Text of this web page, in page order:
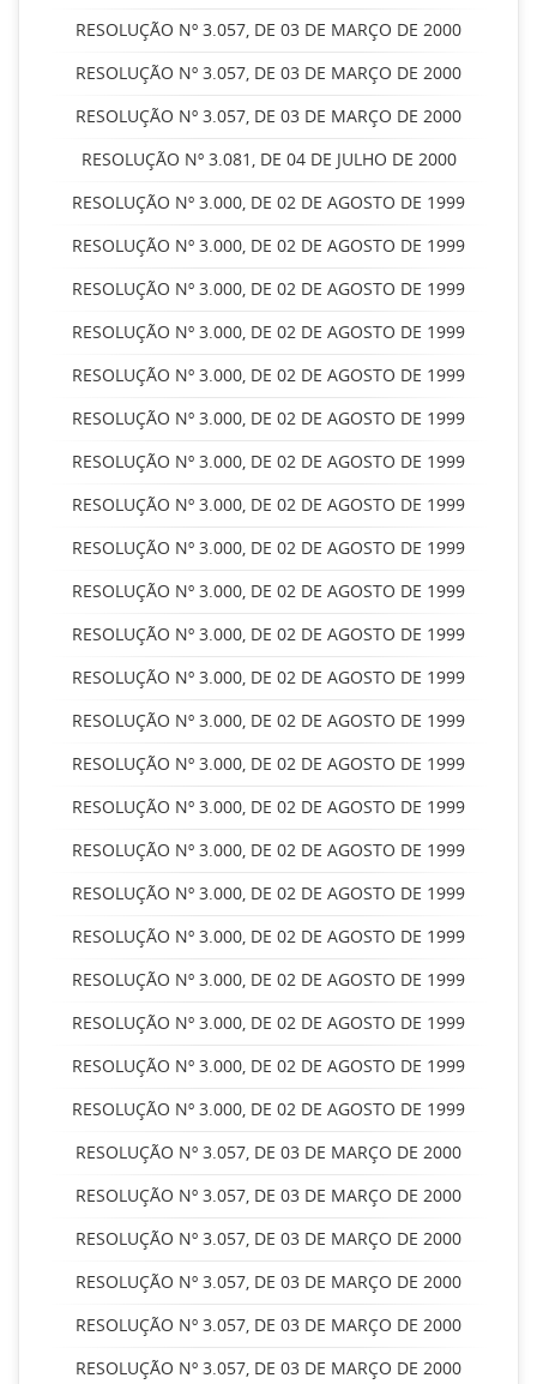
RESOLUÇÃO Nº 3.057, DE 03 DE MARÇO DE 2000
RESOLUÇÃO Nº 3.057, DE 03 DE MARÇO DE 2000
RESOLUÇÃO Nº 3.057, DE 03 DE MARÇO DE 2000
RESOLUÇÃO Nº 3.081, DE 04 DE JULHO DE 2000
RESOLUÇÃO Nº 3.000, DE 02 DE AGOSTO DE 1999
RESOLUÇÃO Nº 3.000, DE 02 DE AGOSTO DE 1999
RESOLUÇÃO Nº 3.000, DE 02 DE AGOSTO DE 1999
RESOLUÇÃO Nº 3.000, DE 02 DE AGOSTO DE 1999
RESOLUÇÃO Nº 3.000, DE 02 DE AGOSTO DE 1999
RESOLUÇÃO Nº 3.000, DE 02 DE AGOSTO DE 1999
RESOLUÇÃO Nº 3.000, DE 02 DE AGOSTO DE 1999
RESOLUÇÃO Nº 3.000, DE 02 DE AGOSTO DE 1999
RESOLUÇÃO Nº 3.000, DE 02 DE AGOSTO DE 1999
RESOLUÇÃO Nº 3.000, DE 02 DE AGOSTO DE 1999
RESOLUÇÃO Nº 3.000, DE 02 DE AGOSTO DE 1999
RESOLUÇÃO Nº 3.000, DE 02 DE AGOSTO DE 1999
RESOLUÇÃO Nº 3.000, DE 02 DE AGOSTO DE 1999
RESOLUÇÃO Nº 3.000, DE 02 DE AGOSTO DE 1999
RESOLUÇÃO Nº 3.000, DE 02 DE AGOSTO DE 1999
RESOLUÇÃO Nº 3.000, DE 02 DE AGOSTO DE 1999
RESOLUÇÃO Nº 3.000, DE 02 DE AGOSTO DE 1999
RESOLUÇÃO Nº 3.000, DE 02 DE AGOSTO DE 1999
RESOLUÇÃO Nº 3.000, DE 02 DE AGOSTO DE 1999
RESOLUÇÃO Nº 3.000, DE 02 DE AGOSTO DE 1999
RESOLUÇÃO Nº 3.000, DE 02 DE AGOSTO DE 1999
RESOLUÇÃO Nº 3.000, DE 02 DE AGOSTO DE 1999
RESOLUÇÃO Nº 3.057, DE 03 DE MARÇO DE 2000
RESOLUÇÃO Nº 3.057, DE 03 DE MARÇO DE 2000
RESOLUÇÃO Nº 3.057, DE 03 DE MARÇO DE 2000
RESOLUÇÃO Nº 3.057, DE 03 DE MARÇO DE 2000
RESOLUÇÃO Nº 3.057, DE 03 DE MARÇO DE 2000
RESOLUÇÃO Nº 3.057, DE 03 DE MARÇO DE 2000